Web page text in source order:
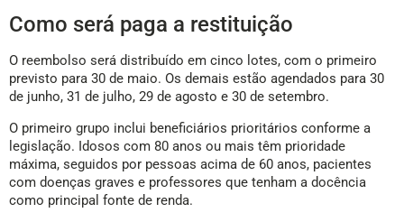
Como será paga a restituição
O reembolso será distribuído em cinco lotes, com o primeiro
previsto para 30 de maio. Os demais estão agendados para 30
de junho, 31 de julho, 29 de agosto e 30 de setembro.
O primeiro grupo inclui beneficiários prioritários conforme a
legislação. Idosos com 80 anos ou mais têm prioridade
máxima, seguidos por pessoas acima de 60 anos, pacientes
com doenças graves e professores que tenham a docência
como principal fonte de renda.